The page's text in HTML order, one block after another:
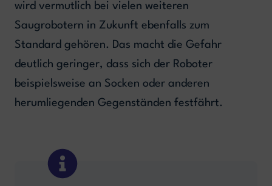
wird vermutlich bei vielen weiteren
Saugrobotern in Zukunft ebenfalls zum
Standard gehören. Das macht die Gefahr
deutlich geringer, dass sich der Roboter
beispielsweise an Socken oder anderen
herumliegenden Gegenständen festfährt.